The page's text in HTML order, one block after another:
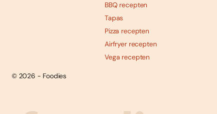
BBQ recepten
Tapas
Pizza recepten
Airfryer recepten
Vega recepten
© 2026 - Foodies